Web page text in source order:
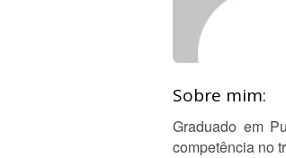
Sobre mim:
Graduado em
competência no